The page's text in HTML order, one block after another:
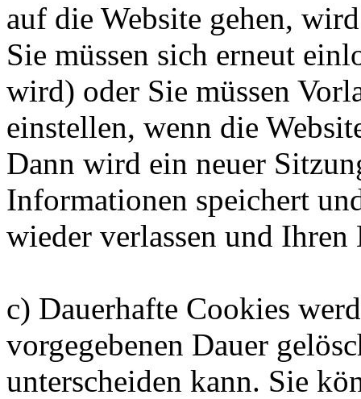
auf die Website gehen,
Sie müssen sich erneut
wird) oder Sie müssen
einstellen, wenn die
Dann wird ein neuer
Informationen speichert
wieder verlassen und
c) Dauerhafte Cookies
vorgegebenen Dauer
unterscheiden kann. Sie